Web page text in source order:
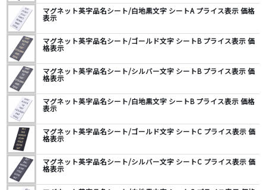
マグネット英字品名シート/白地黒文字 シートA プライス表示 価格
表示
マグネット英字品名シート/ゴールド文字 シートB プライス表示 価
格表示
マグネット英字品名シート/シルバー文字 シートB プライス表示 価
格表示
マグネット英字品名シート/白地黒文字 シートB プライス表示 価格
表示
マグネット英字品名シート/ゴールド文字 シートC プライス表示 価
格表示
マグネット英字品名シート/シルバー文字 シートC プライス表示 価
格表示